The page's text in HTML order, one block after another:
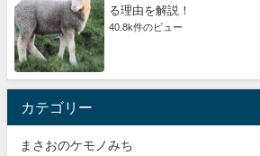
る理由を解説！
40.8k件のビュー
カテゴリー
まさおのケモノみち